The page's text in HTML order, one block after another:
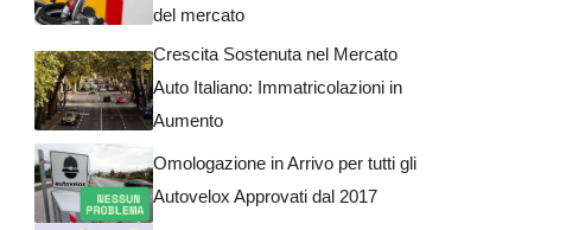
del mercato
Crescita Sostenuta nel Mercato
Auto Italiano: Immatricolazioni in
Aumento
Omologazione in Arrivo per tutti gli
Autovelox Approvati dal 2017